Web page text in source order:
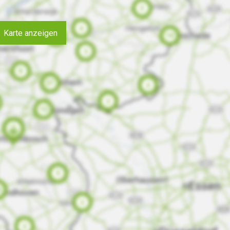
Karte anzeigen